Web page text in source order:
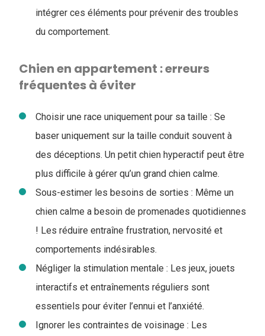
intégrer ces éléments pour prévenir des troubles
du comportement.
Chien en appartement : erreurs
fréquentes à éviter
Choisir une race uniquement pour sa taille : Se
baser uniquement sur la taille conduit souvent à
des déceptions. Un petit chien hyperactif peut être
plus difficile à gérer qu’un grand chien calme.
Sous-estimer les besoins de sorties : Même un
chien calme a besoin de promenades quotidiennes
! Les réduire entraîne frustration, nervosité et
comportements indésirables.
Négliger la stimulation mentale : Les jeux, jouets
interactifs et entraînements réguliers sont
essentiels pour éviter l’ennui et l’anxiété.
Ignorer les contraintes de voisinage : Les